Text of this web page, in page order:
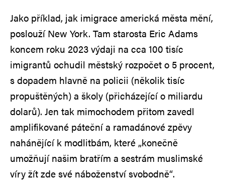
Jako příklad, jak imigrace americká města mění,
poslouží New York. Tam starosta Eric Adams
koncem roku 2023 výdaji na cca 100 tisíc
imigrantů ochudil městský rozpočet o 5 procent,
s dopadem hlavně na policii (několik tisíc
propuštěných) a školy (přicházející o miliardu
dolarů). Jen tak mimochodem přitom zavedl
amplifikované páteční a ramadánové zpěvy
nahánějící k modlitbám, které „konečně
umožňují našim bratřím a sestrám muslimské
víry žít zde své náboženství svobodně“.